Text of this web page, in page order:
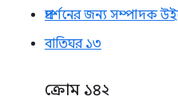
প্রদর্শনের জন্য সম্পাদক
বাতিঘর ১৩
ক্রোম ১৪২